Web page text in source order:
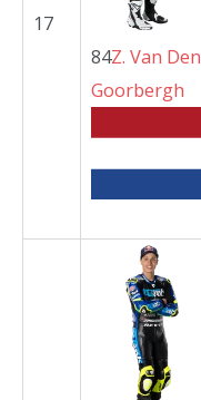
17
84Z. Van Den
Goorbergh